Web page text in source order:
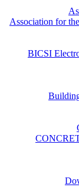
Association for
BICSI